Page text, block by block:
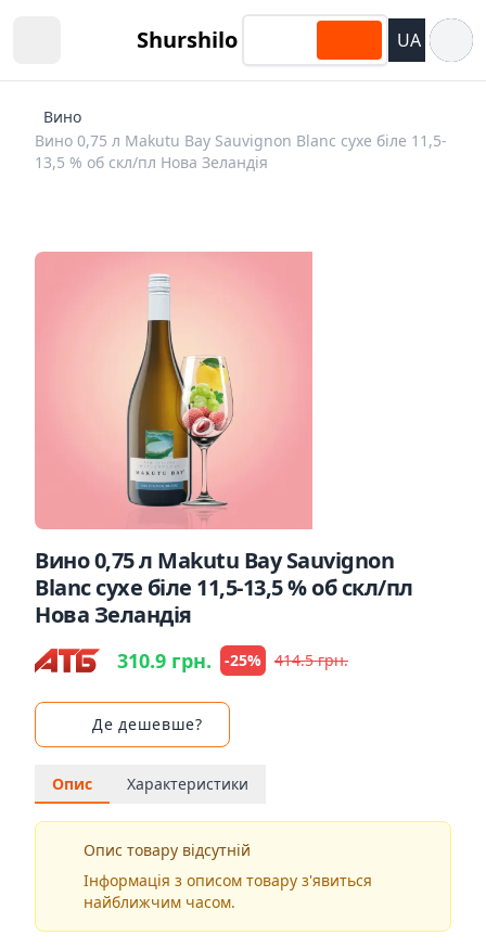
Shurshilo UA
Вино
Вино 0,75 л Makutu Bay Sauvignon Blanc сухе біле 11,5-
13,5 % об скл/пл Нова Зеландія
Вино 0,75 л Makutu Bay Sauvignon
Blanc сухе біле 11,5-13,5 % об скл/пл
Нова Зеландія
310.9 грн. -25% 414.5 грн.
Де дешевше?
Опис Характеристики
Опис товару відсутній
Інформація з описом товару з'явиться
найближчим часом.